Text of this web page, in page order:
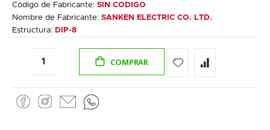
Código de Fabricante: SIN CODIGO
Nombre de Fabricante: SANKEN ELECTRIC CO. LTD.
Estructura: DIP-8
COMPRAR